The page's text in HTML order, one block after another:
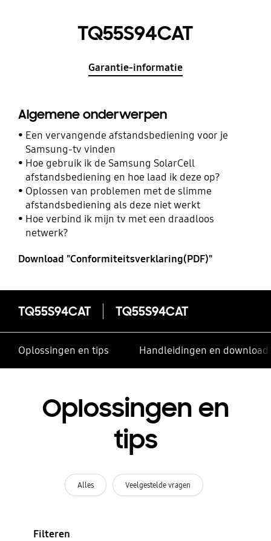
TQ55S94CAT
Garantie-informatie
Algemene onderwerpen
Een vervangende afstandsbediening voor je
Samsung-tv vinden
Hoe gebruik ik de Samsung SolarCell
afstandsbediening en hoe laad ik deze op?
Oplossen van problemen met de slimme
afstandsbediening als deze niet werkt
Hoe verbind ik mijn tv met een draadloos
netwerk?
Download "Conformiteitsverklaring(PDF)"
TQ55S94CAT TQ55S94CAT
Oplossingen en tips Handleidingen en
Oplossingen en
tips
Alles Veelgestelde vragen
Filteren